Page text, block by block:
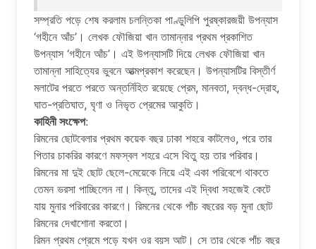
সম্প্রতি পড়ে শেষ করলাম চলন্তিকা পাণ্ডুলিপি পুরষ্কারজয়ী উপন্যাস
‘গহীনে আঁচ’। লেখক ফৌজিয়া খান তামান্নার প্রথম প্রকাশিত
উপন্যাস ‘গহীনে আঁচ’। এই উপন্যাসটি দিয়ে লেখক ফৌজিয়া খান
তামান্না সাহিত্যের ভুবনে আত্মপ্রকাশ করেছেন। উপন্যাসটির বিস্তীর্ণ
মলাটের পরতে পরতে অন্তর্নিহিত রয়েছে প্রেম, মানবতা, দ্বন্ধ-দ্রোহ,
ঘাত-প্রতিঘাত, ঘৃণা ও নিভৃত প্রেমের আকুতি।
কাহিনী সংক্ষেপ:
রিমনের ছোটবেলার প্রথম কয়েক বছর ঢাকা শহরে কাটলেও, পরে তার
পিতার চাকরির কারণে মফস্বল শহরে এসে থিতু হয় তার পরিবার।
রিমনের মা দুই ছোট ছেলে-মেয়েকে নিয়ে এই একা পরিবেশে থাকতে
তেমন ভরসা পাচ্ছিলেন না। কিন্তু, তাদের এই দ্বিধা সহজেই কেটে
যায় মুনার পরিবারের কারণে। রিমনের থেকে পাঁচ বছরের বড় মুনা ছোট
রিমনের দেখাশোনা করতো।
রিমন প্রথম প্রেমে পড়ে যখন ওর বয়স আট। সে তার থেকে পাঁচ বছর